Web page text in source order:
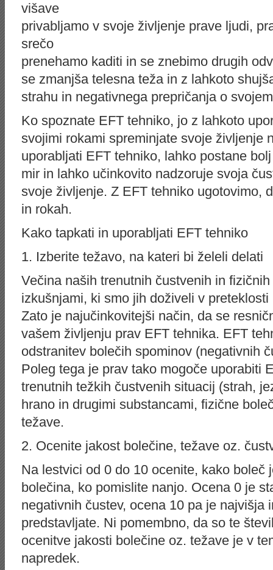
višave
privabljamo v svoje življenje prave ljudi,
srečo
prenehamo kaditi in se znebimo drugih
se zmanjša telesna teža in z lahkoto
strahu in negativnega prepričanja o
Ko spoznate EFT tehniko, jo z lahkoto
svojimi rokami spreminjate svoje življenje
uporabljati EFT tehniko, lahko postane
mir in lahko učinkovito nadzoruje svoja
svoje življenje. Z EFT tehniko ugotovimo,
in rokah.
Kako tapkati in uporabljati EFT tehniko
1. Izberite težavo, na kateri bi želeli delati
Večina naših trenutnih čustvenih in
izkušnjami, ki smo jih doživeli v
Zato je najučinkovitejši način, da se
vašem življenju prav EFT tehnika. EFT
odstranitev bolečih spominov (negativnih
Poleg tega je prav tako mogoče uporabiti
trenutnih težkih čustvenih situacij (strah,
hrano in drugimi substancami, fizične
težave.
2. Ocenite jakost bolečine, težave oz.
Na lestvici od 0 do 10 ocenite, kako boleč
bolečina, ko pomislite nanjo. Ocena 0 je
negativnih čustev, ocena 10 pa je najvišja
predstavljate. Ni pomembno, da so te
ocenitve jakosti bolečine oz. težave je v
napredek.